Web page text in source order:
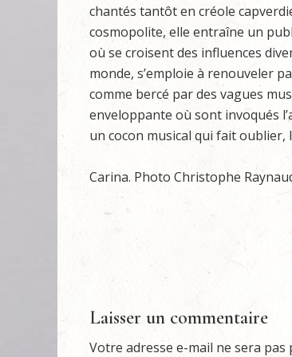
chantés tantôt en créole
cosmopolite, elle entraîne un
où se croisent des influences
monde, s’emploie à renouveler
comme bercé par des vagues
enveloppante où sont invoqués
un cocon musical qui fait oublier,
Carina. Photo Christophe
Laisser un commentaire
Votre adresse e-mail ne sera pas